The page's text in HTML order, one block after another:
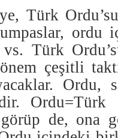
Türk
ordu
Türk
çeşitli
Ordu,
de, ona